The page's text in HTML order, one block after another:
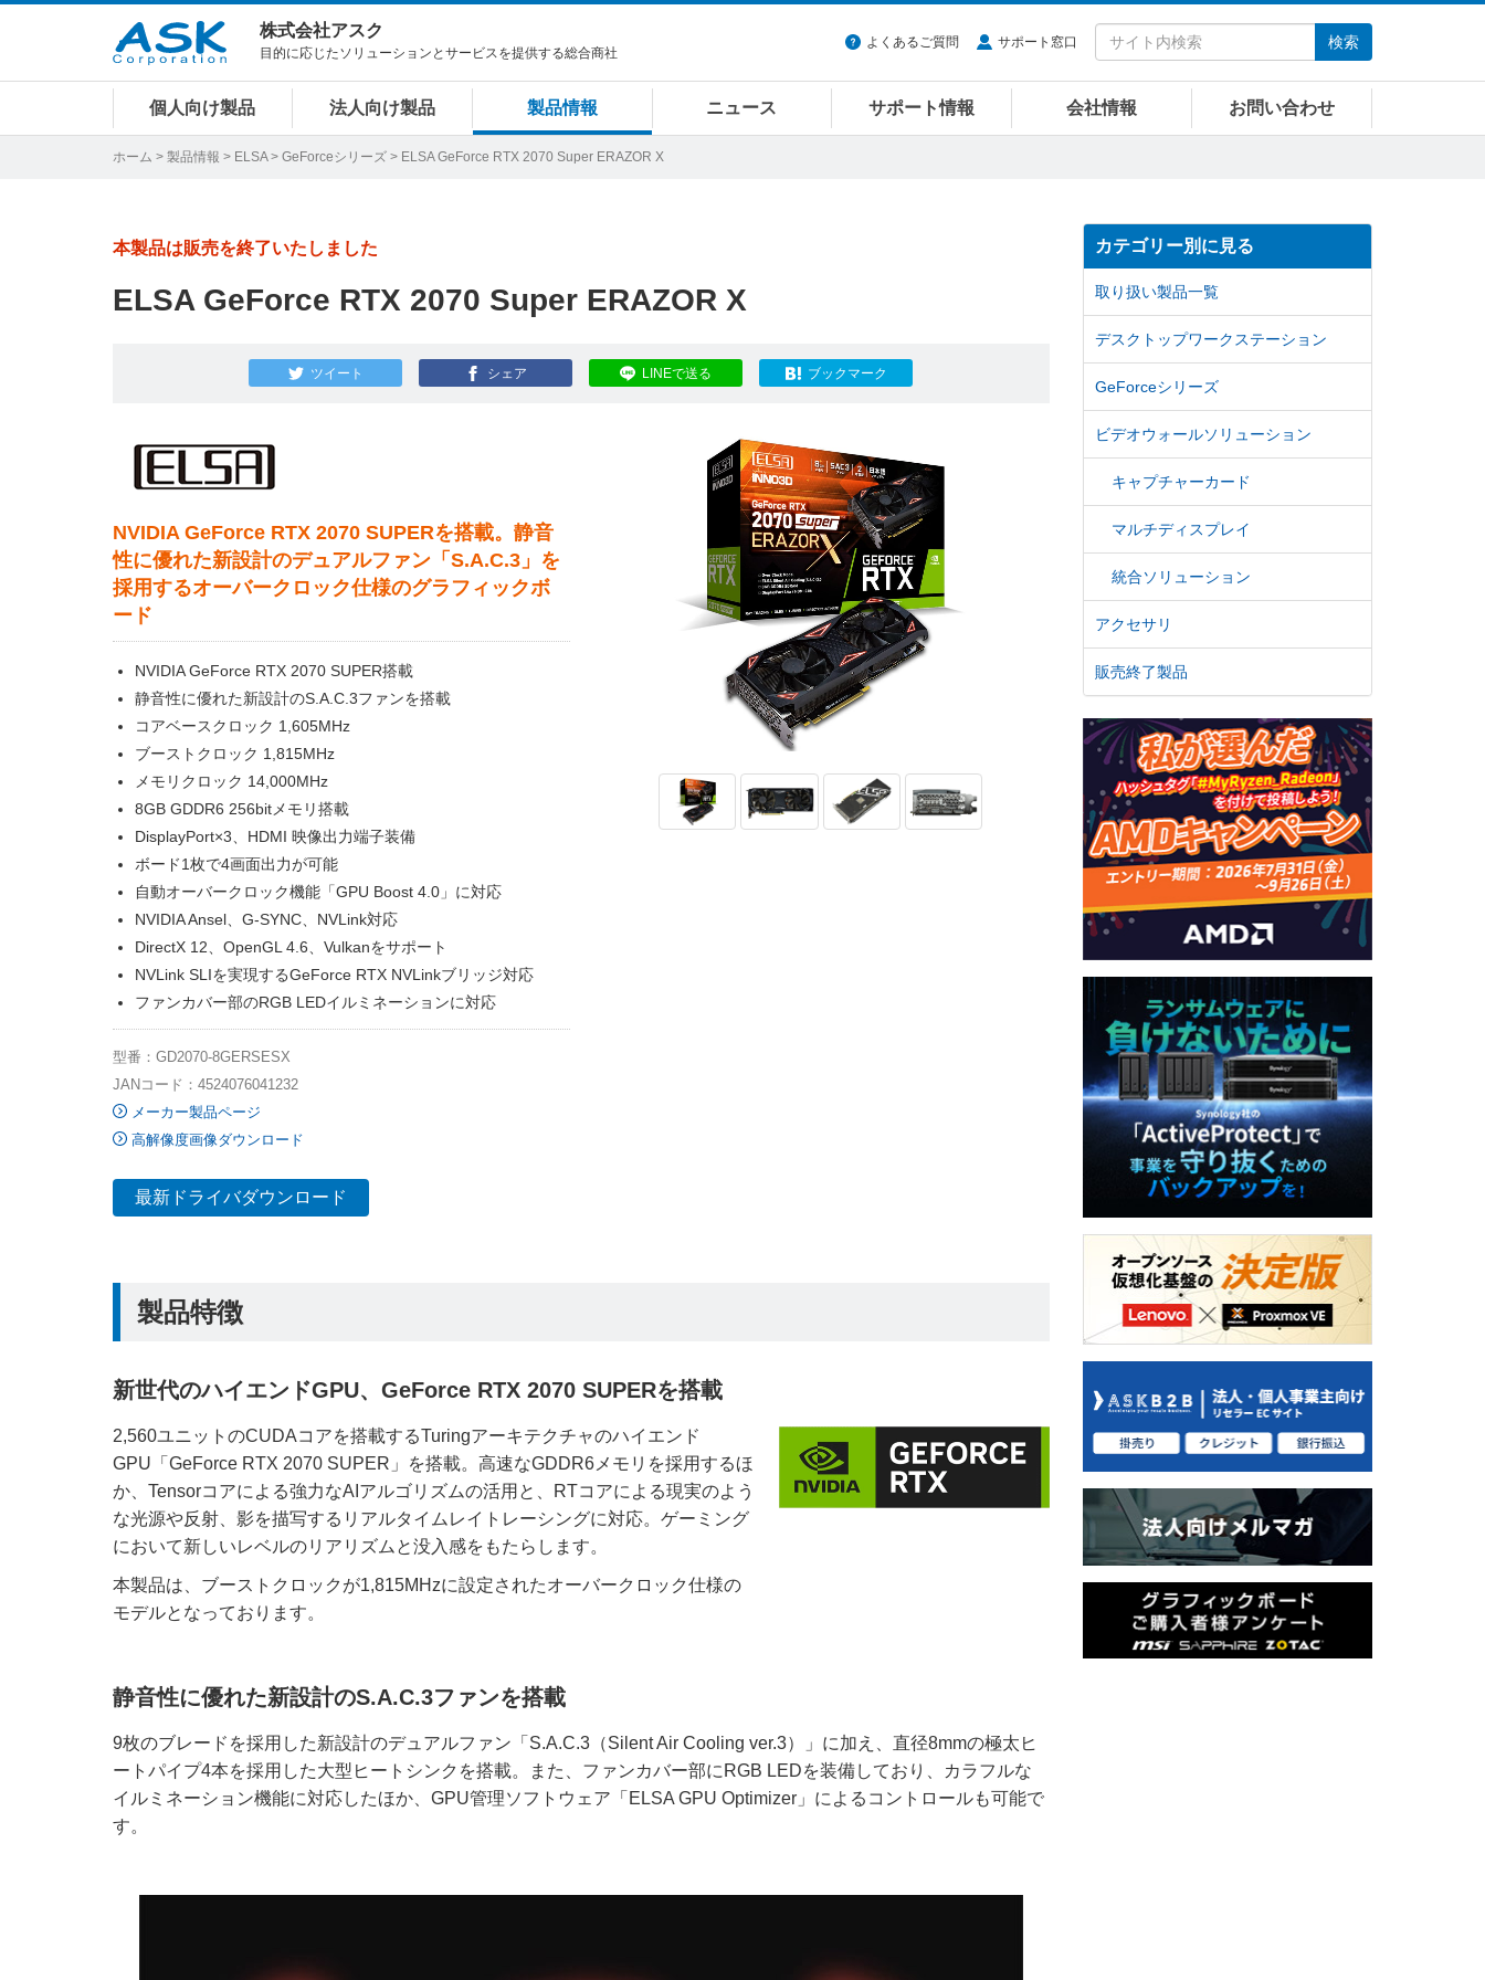
株式会社アスク
目的に応じたソリューションとサービスを提供する総合商社
よくあるご質問 サポート窓口 検索
個人向け製品 法人向け製品 製品情報 ニュース サポート情報 会社情報 お問い合わせ
ホーム > 製品情報 > ELSA> GeForceシリーズ > ELSA GeForce RTX 2070 Super ERAZOR X
本製品は販売を終了いたしました
ELSA GeForce RTX 2070 Super ERAZOR X
ツイート シェア LINEで送る ブックマーク
NVIDIA GeForce RTX 2070 SUPERを搭載。静音
性に優れた新設計のデュアルファン「S.A.C.3」を
採用するオーバークロック仕様のグラフィックボ
ード
NVIDIA GeForce RTX 2070 SUPER搭載
静音性に優れた新設計のS.A.C.3ファンを搭載
コアベースクロック 1,605MHz
ブーストクロック 1,815MHz
メモリクロック 14,000MHz
8GB GDDR6 256bitメモリ搭載
DisplayPort×3、HDMI 映像出力端子装備
ボード1枚で4画面出力が可能
自動オーバークロック機能「GPU Boost 4.0」に対応
NVIDIA Ansel、G-SYNC、NVLink対応
DirectX 12、OpenGL 4.6、Vulkanをサポート
NVLink SLIを実現するGeForce RTX NVLinkブリッジ対応
ファンカバー部のRGB LEDイルミネーションに対応
型番：GD2070-8GERSESX
JANコード：4524076041232
メーカー製品ページ
高解像度画像ダウンロード
最新ドライバダウンロード
製品特徴
新世代のハイエンドGPU、GeForce RTX 2070 SUPERを搭載
2,560ユニットのCUDAコアを搭載するTuringアーキテクチャのハイエンド
GPU「GeForce RTX 2070 SUPER」を搭載。高速なGDDR6メモリを採用するほ
か、Tensorコアによる強力なAIアルゴリズムの活用と、RTコアによる現実のよう
な光源や反射、影を描写するリアルタイムレイトレーシングに対応。ゲーミング
において新しいレベルのリアリズムと没入感をもたらします。
本製品は、ブーストクロックが1,815MHzに設定されたオーバークロック仕様の
モデルとなっております。
静音性に優れた新設計のS.A.C.3ファンを搭載
9枚のブレードを採用した新設計のデュアルファン「S.A.C.3（Silent Air Cooling ver.3）」に加え、直径8mmの極太ヒ
ートパイプ4本を採用した大型ヒートシンクを搭載。また、ファンカバー部にRGB LEDを装備しており、カラフルな
イルミネーション機能に対応したほか、GPU管理ソフトウェア「ELSA GPU Optimizer」によるコントロールも可能で
す。
カテゴリー別に見る
取り扱い製品一覧
デスクトップワークステーション
GeForceシリーズ
ビデオウォールソリューション
キャプチャーカード
マルチディスプレイ
統合ソリューション
アクセサリ
販売終了製品